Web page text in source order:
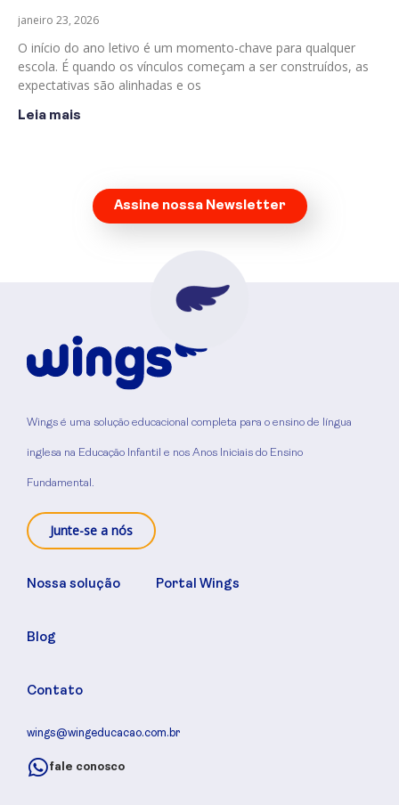
janeiro 23, 2026
O início do ano letivo é um momento-chave para qualquer
escola. É quando os vínculos começam a ser construídos, as
expectativas são alinhadas e os
Leia mais
Assine nossa Newsletter
Wings é uma solução educacional completa para o ensino de língua
inglesa na Educação Infantil e nos Anos Iniciais do Ensino
Fundamental.
Junte-se a nós
Nossa solução
Blog
Contato
Portal Wings
wings@wingeducacao.com.br
fale conosco